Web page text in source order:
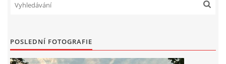
POSLEDNÍ FOTOGRAFIE